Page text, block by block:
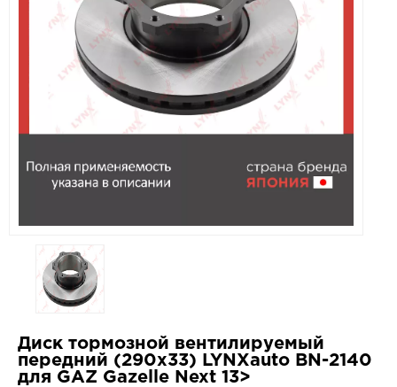
Диск тормозной вентилируемый
передний (290x33) LYNXauto BN-2140
для GAZ Gazelle Next 13>